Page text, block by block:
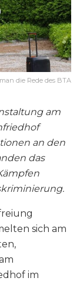
die Rede des BTA
am
an den
das
sich am
im